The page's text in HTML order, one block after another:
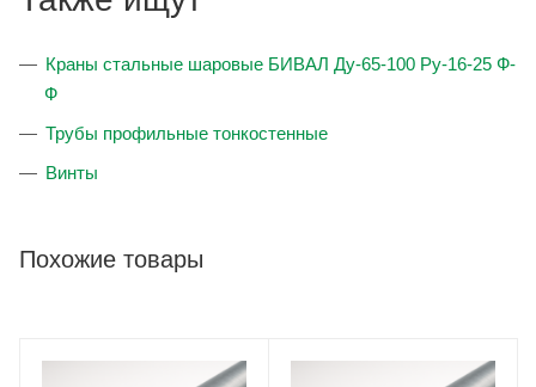
Краны стальные шаровые БИВАЛ Ду-65-100 Ру-16-25 Ф-
Ф
Трубы профильные тонкостенные
Винты
Похожие товары